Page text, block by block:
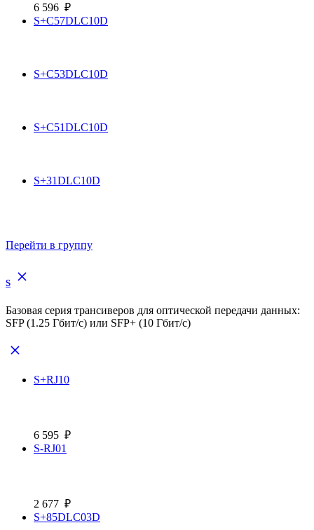
6 596 ₽
S+C57DLC10D
S+C53DLC10D
S+C51DLC10D
S+31DLC10D
Перейти в группу
S
Базовая серия трансиверов для оптической передачи данных:
SFP (1.25 Гбит/с) или SFP+ (10 Гбит/с)
S+RJ10
6 595 ₽
S-RJ01
2 677 ₽
S+85DLC03D